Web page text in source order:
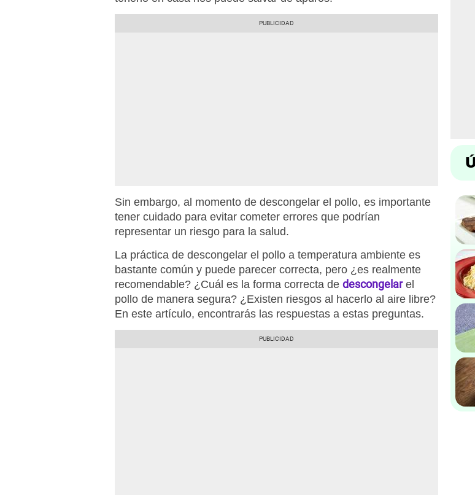
Sin embargo, al momento de descongelar el pollo, es importante
tener cuidado para evitar cometer errores que podrían
representar un riesgo para la salud.
La práctica de descongelar el pollo a temperatura ambiente es
bastante común y puede parecer correcta, pero ¿es realmente
recomendable? ¿Cuál es la forma correcta de descongelarel
pollo de manera segura? ¿Existen riesgos al hacerlo al aire libre?
En este artículo, encontrarás las respuestas a estas preguntas.